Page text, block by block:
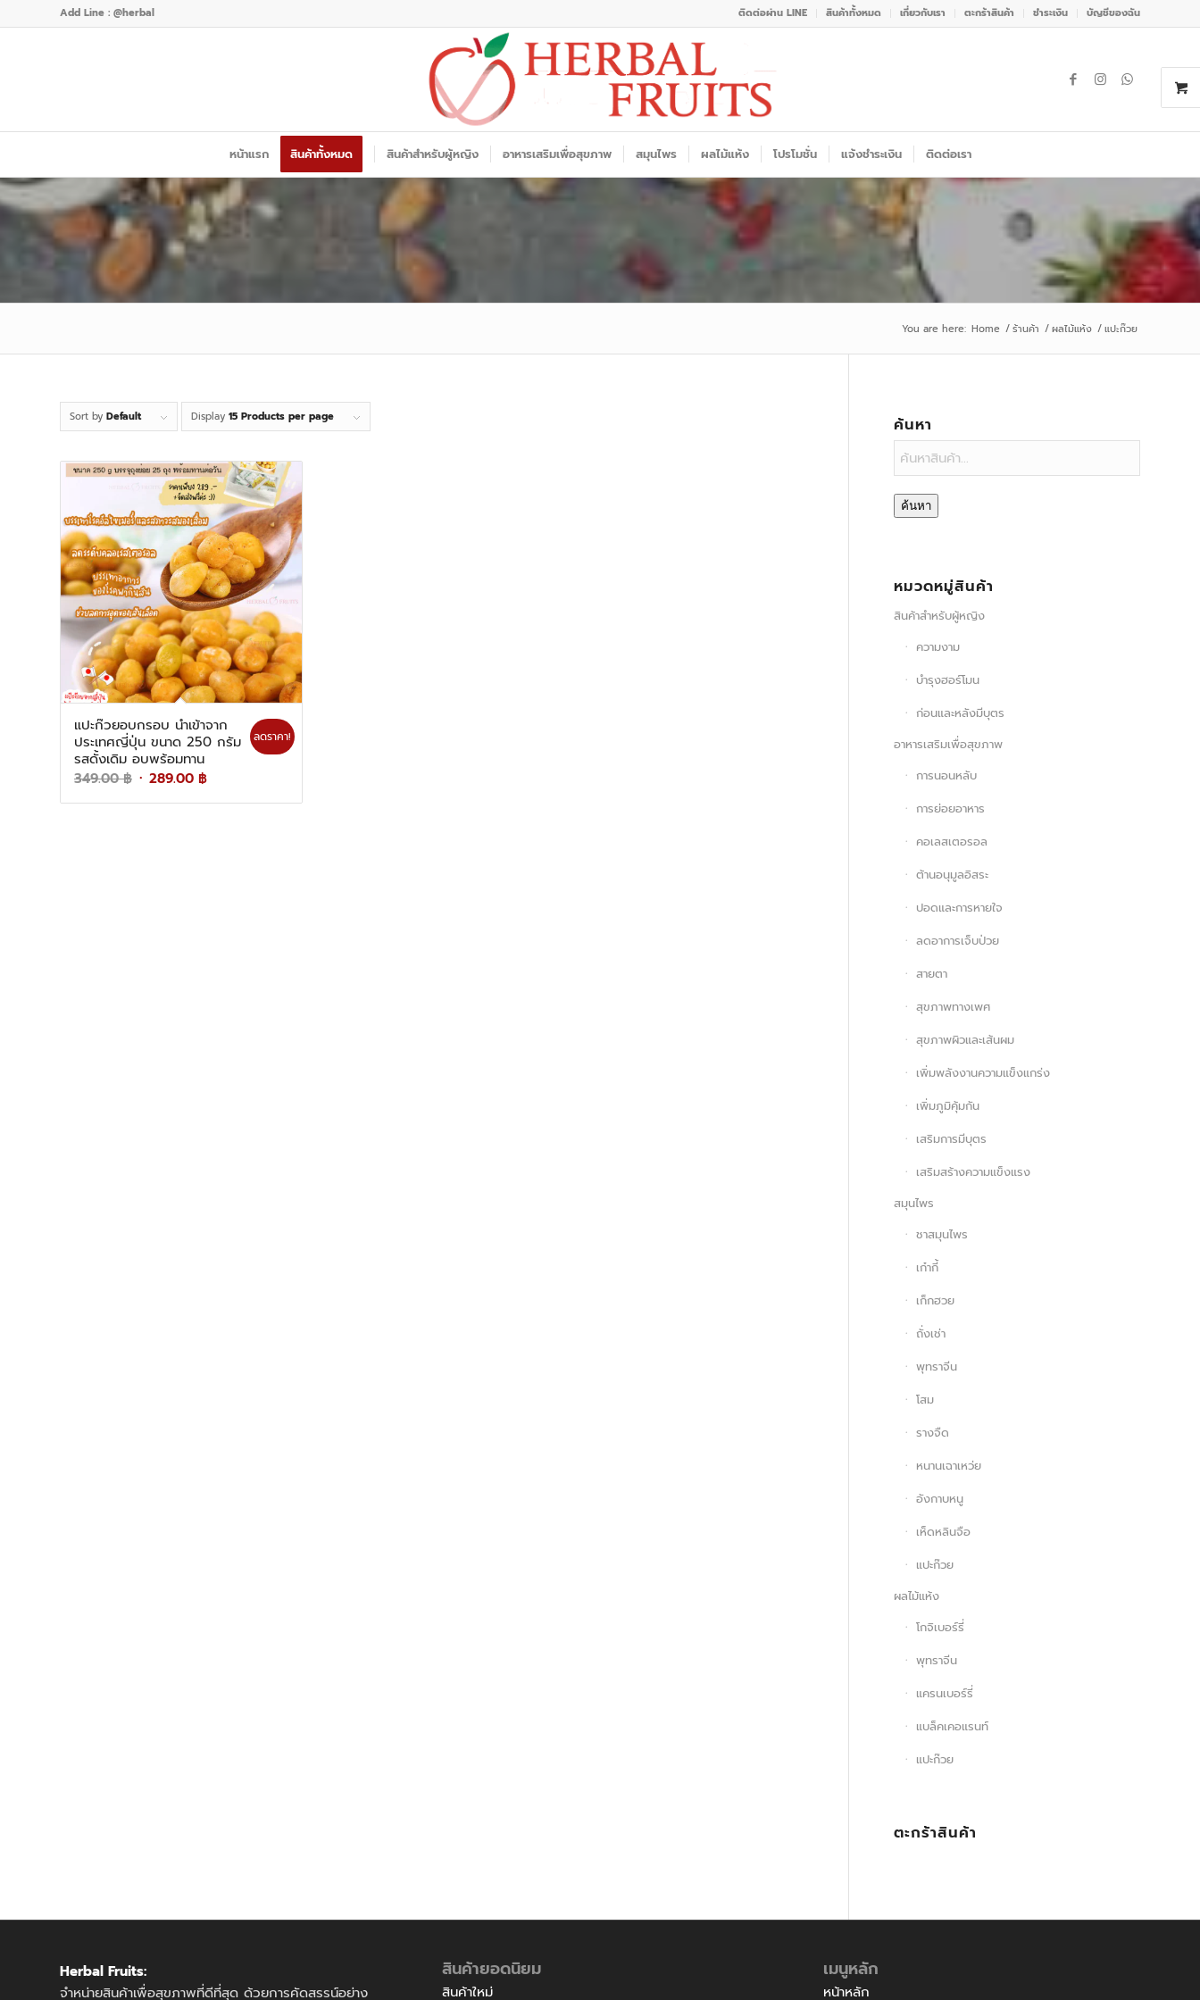
ติดต่อผ่าน LINE สินค้าทั้งหมด เกี่ยวกับเรา ตะกร้าสินค้า ชำระเงิน บัญชีของฉัน
Add Line : @herbal
หน้าแรก สินค้าทั้งหมด สินค้าสำหรับผู้หญิง อาหารเสริมเพื่อสุขภาพ สมุนไพร ผลไม้แห้ง โปรโมชั่น แจ้งชำระเงิน ติดต่อเรา
You are here: Home /ร้านค้า /ผลไม้แห้ง /แปะก๊วย
Sort by Default Display 15 Products per page
แปะก๊วยอบกรอบ นำเข้าจาก
ประเทศญี่ปุ่น ขนาด 250 กรัม
รสดั้งเดิม อบพร้อมทาน
349.00฿ Original
price
289.00 ฿Current
price
ลดราคา!
ค้นหา
ค้นหา
หมวดหมู่สินค้า
สินค้าสำหรับผู้หญิง
ความงาม
บำรุงฮอร์โมน
ก่อนและหลังมีบุตร
อาหารเสริมเพื่อสุขภาพ
การนอนหลับ
การย่อยอาหาร
คอเลสเตอรอล
ต้านอนุมูลอิสระ
ปอดและการหายใจ
ลดอาการเจ็บป่วย
สายตา
สุขภาพทางเพศ
สุขภาพผิวและเส้นผม
เพิ่มพลังงานความแข็งแกร่ง
เพิ่มภูมิคุ้มกัน
เสริมการมีบุตร
เสริมสร้างความแข็งแรง
สมุนไพร
ชาสมุนไพร
เก๋ากี้
เก็กฮวย
ถั่งเช่า
พุทราจีน
โสม
รางจืด
หนานเฉาเหว่ย
อังกาบหนู
เห็ดหลินจือ
แปะก๊วย
ผลไม้แห้ง
โกจิเบอร์รี่
พุทราจีน
แครนเบอร์รี่
แบล็คเคอแรนท์
แปะก๊วย
ตะกร้าสินค้า
Herbal Fruits:
จำหน่ายสินค้าเพื่อสุขภาพที่ดีที่สุด ด้วยการคัดสรรน์อย่าง
สินค้ายอดนิยม
สินค้าใหม่
เมนูหลัก
หน้าหลัก